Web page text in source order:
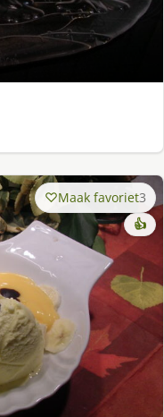
Maak favoriet3
👍